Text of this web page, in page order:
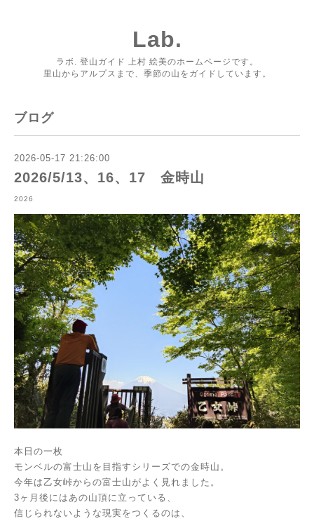
Lab.
ラボ. 登山ガイド 上村 絵美のホームページです。
里山からアルプスまで、季節の山をガイドしています。
ブログ
2026-05-17 21:26:00
2026/5/13、16、17 金時山
2026
本日の一枚
モンベルの富士山を目指すシリーズでの金時山。
今年は乙女峠からの富士山がよく見れました。
3ヶ月後にはあの山頂に立っている、
信じられないような現実をつくるのは、